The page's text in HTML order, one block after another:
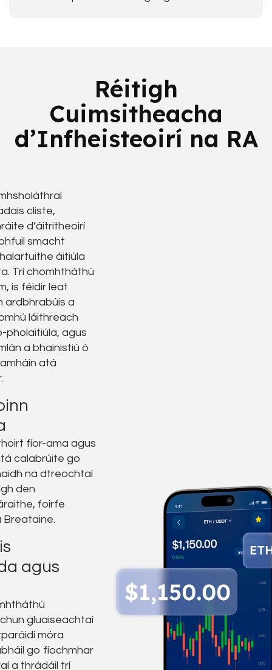
Réitigh
Cuimsitheacha
d’Infheisteoirí na RA
cliste,
d’áitritheoirí
smacht
áitiúla
Trí chomhtháthú
is féidir leat
ardbhrabúis a
láithreach
pholaitiúla, agus
a bhainistiú ó
atá
fíor-ama agus
calabrúite go
na dtreochtaí
den
foirfe
Breataine.
agus
gluaiseachtaí
móra
go fíochmhar
a thrádáil trí